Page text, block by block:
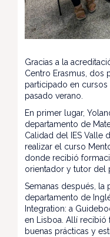
Gracias a la
Centro Erasmus, dos
participado en
pasado verano.
En primer lugar,
departamento de
Calidad del IES Valle
realizar el curso
donde recibió
orientador y tutor del
Semanas después, la
departamento de
Integration: a
en Lisboa. Allí recibió
buenas prácticas y